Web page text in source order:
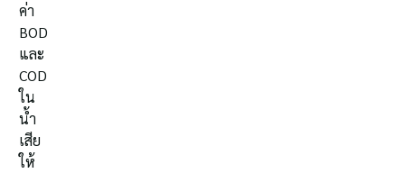
ค่า
BOD
และ
COD
ใน
น้ำ
เสีย
ให้